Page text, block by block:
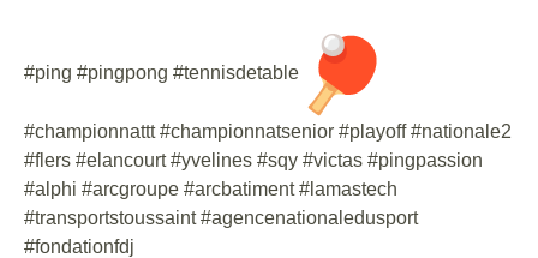
#ping #pingpong #tennisdetable
#championnattt #championnatsenior #playoff #nationale2
#flers #elancourt #yvelines #sqy #victas #pingpassion
#alphi #arcgroupe #arcbatiment #lamastech
#transportstoussaint #agencenationaledusport
#fondationfdj